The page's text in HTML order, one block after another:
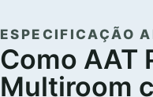
ESPECIFICAÇÃO
Como AAT
Multiroom